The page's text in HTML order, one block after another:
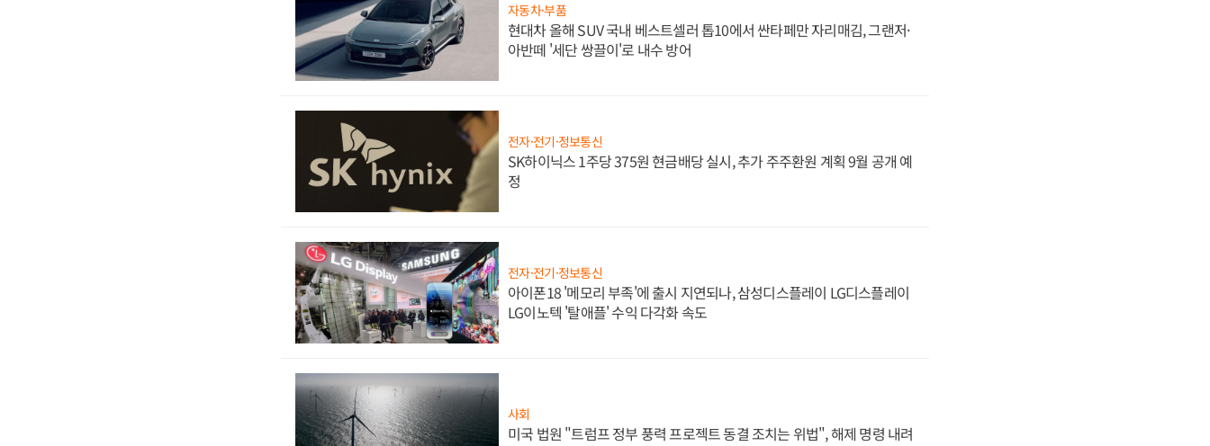
자동차·부품
현대차 올해 SUV 국내 베스트셀러 톱10에서 싼타페만 자리매김, 그랜저·
아반떼 '세단 쌍끌이'로 내수 방어
전자·전기·정보통신
SK하이닉스 1주당 375원 현금배당 실시, 추가 주주환원 계획 9월 공개 예
정
전자·전기·정보통신
아이폰18 '메모리 부족'에 출시 지연되나, 삼성디스플레이 LG디스플레이
LG이노텍 '탈애플' 수익 다각화 속도
사회
미국 법원 "트럼프 정부 풍력 프로젝트 동결 조치는 위법", 해제 명령 내려